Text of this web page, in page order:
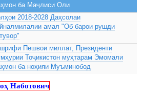
ба Маҷлиси Оли
2018-2028 Даҳсолаи
амал "Об барои рушди
Пешвои миллат, Президенти
Тоҷикистон муҳтарам Эмомали
ба ноҳияи Муъминобод
Наботович